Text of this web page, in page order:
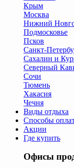
Крым
Москва
Нижний
Подмосковье
Псков
Санкт-
Сахалин и
Северный
Сочи
Тюмень
Хакасия
Чечня
Виды отдыха
Способы
Акции
Где купить
Офисы